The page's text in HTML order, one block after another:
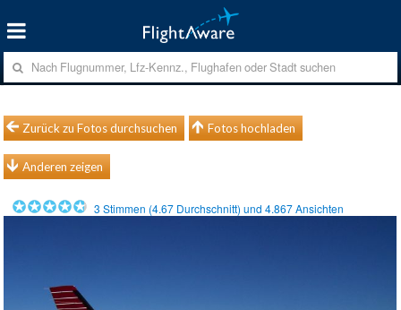
Zurück zu Fotos durchsuchen Fotos hochladen
Anderen zeigen
3 Stimmen (4.67 Durchschnitt) und4.867Ansichten